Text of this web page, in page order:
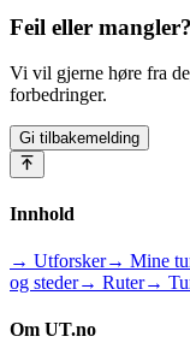
Feil eller mangler?
Vi vil gjerne høre fra
forbedringer.
Gi tilbakemelding
Innhold
→ Utforsker→ Mine
og steder→ Ruter→
Om UT.no